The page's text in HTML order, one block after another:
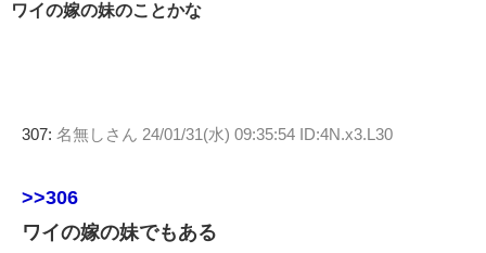
ワイの嫁の妹のことかな
307: 名無しさん 24/01/31(水) 09:35:54 ID:4N.x3.L30
>>306
ワイの嫁の妹でもある